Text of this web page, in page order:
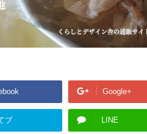
Google+
ブ LINE